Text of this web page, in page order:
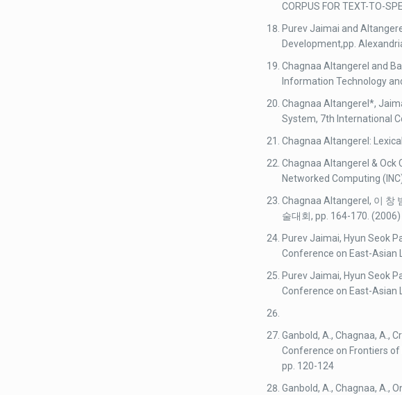
CORPUS FOR TEXT-TO-
Purev Jaimai and
Development,pp.
Chagnaa Altangerel and
Information Technology
Chagnaa Altangerel*,
System, 7th International
Chagnaa Altangerel:
Chagnaa Altangerel &
Networked Computing
Chagnaa Altangerel, 이 창
술대회, pp. 164-170. (2006)
Purev Jaimai, Hyun Seok
Conference on East-Asian
Purev Jaimai, Hyun Seok
Conference on East-Asian
Ganbold, A., Chagnaa, A.,
Conference on Frontiers of
pp. 120-124
Ganbold, A., Chagnaa, A.,